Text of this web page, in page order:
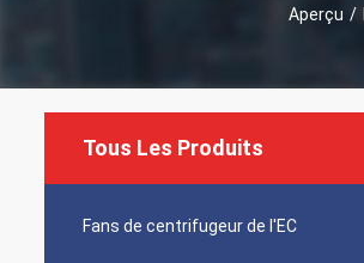
Aperçu /
Tous Les Produits
Fans de centrifugeur de l'EC